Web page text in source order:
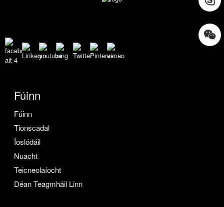
Fúinn
Fúinn
Tionscadal
Íoslódáil
Nuacht
Teicneolaíocht
Déan Teagmháil Linn